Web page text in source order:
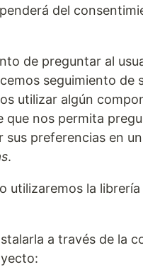
del
de preguntar al
seguimiento de
utilizar algún
que nos permita
sus preferencias en
.
utilizaremos la librería
a través de la